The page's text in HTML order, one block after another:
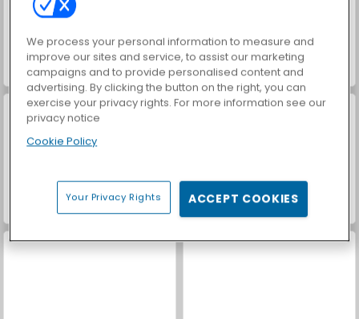
World War 2 Shooter ASMR Makeover & Makeup Studio
We process your personal information to measure and
improve our sites and service, to assist our marketing
campaigns and to provide personalised content and
advertising. By clicking the button on the right, you can
exercise your privacy rights. For more information see our
privacy notice
Cookie Policy
Your Privacy Rights ACCEPT COOKIES